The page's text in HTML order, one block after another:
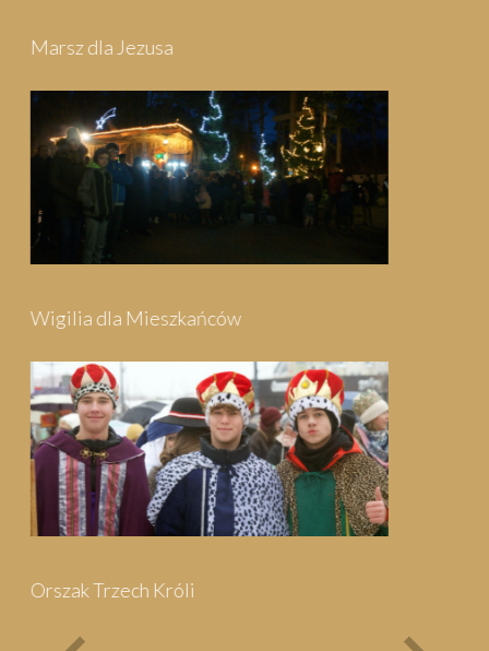
Pielgrzymka do Swarzewa
Festyn Parafialny
Bieg Papieski
XXII Pielgrzymi